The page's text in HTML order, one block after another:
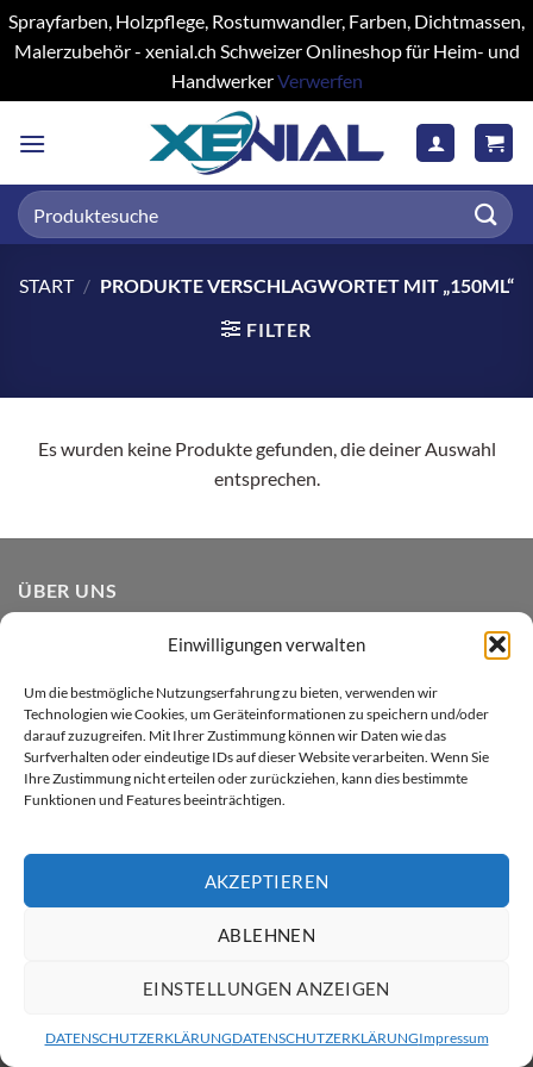
Einwilligungen verwalten
Um die bestmögliche Nutzungserfahrung zu bieten, verwenden wir
Technologien wie Cookies, um Geräteinformationen zu speichern und/oder
darauf zuzugreifen. Mit Ihrer Zustimmung können wir Daten wie das
Surfverhalten oder eindeutige IDs auf dieser Website verarbeiten. Wenn Sie
Ihre Zustimmung nicht erteilen oder zurückziehen, kann dies bestimmte
Funktionen und Features beeinträchtigen.
AKZEPTIEREN
ABLEHNEN
EINSTELLUNGEN ANZEIGEN
DATENSCHUTZERKLÄRUNGDATENSCHUTZERKLÄRUNGImpressum
Sprayfarben, Holzpflege, Rostumwandler, Farben, Dichtmassen,
Malerzubehör - xenial.ch Schweizer Onlineshop für Heim- und
HandwerkerVerwerfen
Inhalt
Suchen
nach:
START / PRODUKTE VERSCHLAGWORTET MIT „150ML“
FILTER
Es wurden keine Produkte gefunden, die deiner Auswahl
entsprechen.
ÜBER UNS
Xenial GmbH betreibt den Heim- und Handwerker -
Onlineshop xenial.ch für Holzpflegeprodukte, Farben und
Sprayfarben. Wir sind in Küssnacht am Rigi zu Hause.
Twint Visa MasterCard
RÜCKGABERICHTLINIEN